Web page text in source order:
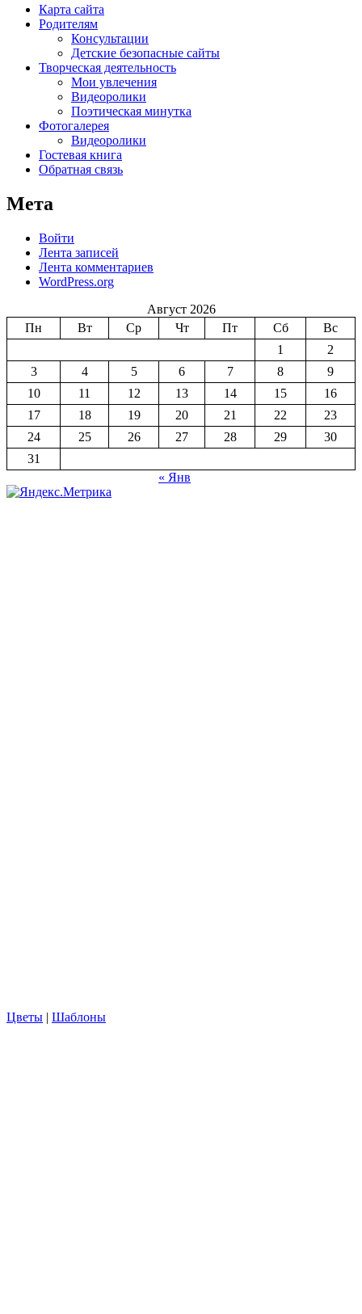
Карта сайта
Родителям
Консультации
Детские безопасные сайты
Творческая деятельность
Мои увлечения
Видеоролики
Поэтическая минутка
Фотогалерея
Видеоролики
Гостевая книга
Обратная связь
Мета
Войти
Лента записей
Лента комментариев
WordPress.org
Август 2026
Пн
Вт Ср Чт Пт Сб
Вс
1
2
3
4 5 6 7 8
9
10
11 12 13 14 15
16
17
18 19 20 21 22
23
24
25 26 27 28 29
30
31
« Янв
Цветы | Шаблоны